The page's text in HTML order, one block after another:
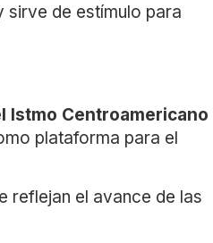
sirve de estímulo para
Istmo Centroamericano
plataforma para el
reflejan el avance de las